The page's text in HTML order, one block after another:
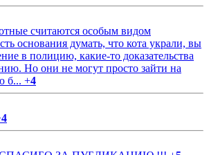
считаются особым видом
основания думать, что кота украли, вы
в полицию, какие-то доказательства
Но они не могут просто зайти на
б... +4
4